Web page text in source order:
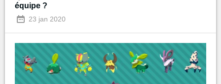
équipe ?
23 jan 2020